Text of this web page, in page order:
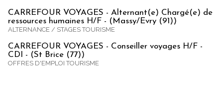
CARREFOUR VOYAGES - Alternant(e) Chargé(e) de
ressources humaines H/F - (Massy/Evry (91))
ALTERNANCE / STAGES TOURISME
CARREFOUR VOYAGES - Conseiller voyages H/F -
CDI - (St Brice (77))
OFFRES D'EMPLOI TOURISME